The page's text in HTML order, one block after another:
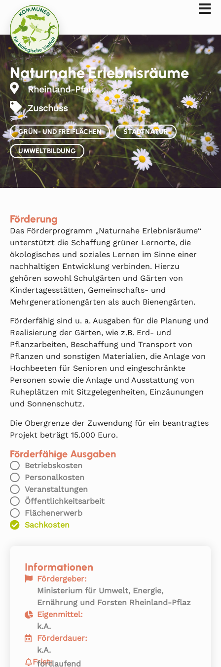
Naturnahe Erlebnisräume
Rheinland-Pfalz
Zuschuss
GRÜN- UND FREIFLÄCHEN STADTNATUR
UMWELTBILDUNG
Förderung
Das Förderprogramm „Naturnahe Erlebnisräume“
unterstützt die Schaffung grüner Lernorte, die
ökologisches und soziales Lernen im Sinne einer
nachhaltigen Entwicklung verbinden. Hierzu
gehören sowohl Schulgärten und Gärten von
Kindertagesstätten, Gemeinschafts- und
Mehrgenerationengärten als auch Bienengärten.
Förderfähig sind u. a. Ausgaben für die Planung und
Realisierung der Gärten, wie z.B. Erd- und
Pflanzarbeiten, Beschaffung und Transport von
Pflanzen und sonstigen Materialien, die Anlage von
Hochbeeten für Senioren und eingeschränkte
Personen sowie die Anlage und Ausstattung von
Ruheplätzen mit Sitzgelegenheiten, Einzäunungen
und Sonnenschutz.
Die Obergrenze der Zuwendung für ein beantragtes
Projekt beträgt 15.000 Euro.
Förderfähige Ausgaben
Betriebskosten
Personalkosten
Veranstaltungen
Öffentlichkeitsarbeit
Flächenerwerb
Sachkosten
Informationen
Fördergeber:
Ministerium für Umwelt, Energie,
Ernährung und Forsten Rheinland-Pflaz
Eigenmittel:
k.A.
Förderdauer:
k.A.
Frist:
fortlaufend